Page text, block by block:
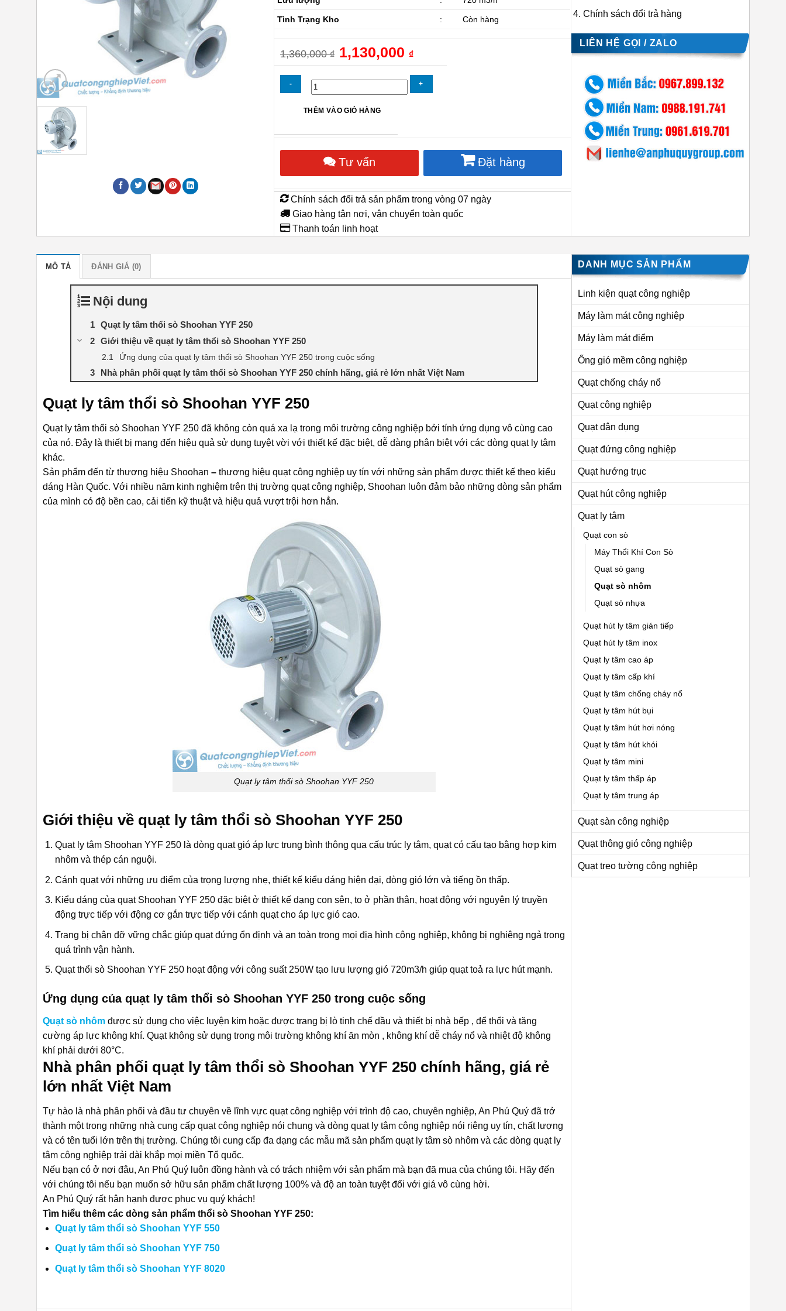
Tình Trạng Kho : Còn hàng
1,360,000₫
Giá
gốc
là:
1,130,000 ₫
Giá
hiện
tại
là:
1,130,000 ₫.
sò
số
lượng
THÊM VÀO GIỎ HÀNG
Tư vấn Đặt hàng
Chính sách đổi trả sản phẩm trong vòng 07 ngày
Giao hàng tận nơi, vận chuyển toàn quốc
Thanh toán linh hoạt
Chính sách đổi trả hàng
LIÊN HỆ GỌI / ZALO
MÔ TẢ ĐÁNH GIÁ (0)
Nội dung
Quạt ly tâm thổi sò Shoohan YYF 250
Giới thiệu về quạt ly tâm thổi sò Shoohan YYF 250
Ứng dụng của quạt ly tâm thổi sò Shoohan YYF 250 trong cuộc sống
Nhà phân phối quạt ly tâm thổi sò Shoohan YYF 250 chính hãng, giá rẻ lớn nhất Việt Nam
Quạt ly tâm thổi sò Shoohan YYF 250
Quạt ly tâm thổi sò Shoohan YYF 250 đã không còn quá xa lạ trong môi trường công nghiệp bởi tính ứng dụng vô cùng cao
của nó. Đây là thiết bị mang đến hiệu quả sử dụng tuyệt vời với thiết kế đặc biệt, dễ dàng phân biệt với các dòng quạt ly tâm
khác.
Sản phẩm đến từ thương hiệu Shoohan – thương hiệu quạt công nghiệp uy tín với những sản phẩm được thiết kế theo kiểu
dáng Hàn Quốc. Với nhiều năm kinh nghiệm trên thị trường quạt công nghiệp, Shoohan luôn đảm bảo những dòng sản phẩm
của mình có độ bền cao, cải tiến kỹ thuật và hiệu quả vượt trội hơn hẳn.
Quạt ly tâm thổi sò Shoohan YYF 250
Giới thiệu về quạt ly tâm thổi sò Shoohan YYF 250
Quạt ly tâm Shoohan YYF 250là dòng quạt gió áp lực trung bình thông qua cấu trúc ly tâm, quạt có cấu tạo bằng hợp kim
nhôm và thép cán nguội.
Cánh quạt với những ưu điểm của trọng lượng nhẹ, thiết kế kiểu dáng hiện đại, dòng gió lớn và tiếng ồn thấp.
Kiểu dáng của quạt Shoohan YYF 250 đặc biệt ở thiết kế dạng con sên, to ở phần thân, hoạt động với nguyên lý truyền
động trực tiếp với động cơ gắn trực tiếp với cánh quạt cho áp lực gió cao.
Trang bị chân đỡ vững chắc giúp quạt đứng ổn định và an toàn trong mọi địa hình công nghiệp, không bị nghiêng ngả trong
quá trình vận hành.
Quạt thổi sò Shoohan YYF 250 hoạt động với công suất 250W tạo lưu lượng gió 720m3/h giúp quạt toả ra lực hút mạnh.
Ứng dụng của quạt ly tâm thổi sò Shoohan YYF 250 trong cuộc sống
Quạt sò nhôm được sử dụng cho việc luyện kim hoặc được trang bị lò tinh chế dầu và thiết bị nhà bếp , để thổi và tăng
cường áp lực không khí. Quạt không sử dụng trong môi trường không khí ăn mòn , không khí dễ cháy nổ và nhiệt độ không
khí phải dưới 80°C.
Nhà phân phối quạt ly tâm thổi sò Shoohan YYF 250 chính hãng, giá rẻ
lớn nhất Việt Nam
Tự hào là nhà phân phối và đầu tư chuyên về lĩnh vực quạt công nghiệp với trình độ cao, chuyên nghiệp, An Phú Quý đã trở
thành một trong những nhà cung cấp quạt công nghiệp nói chung và dòng quạt ly tâm công nghiệp nói riêng uy tín, chất lượng
và có tên tuổi lớn trên thị trường. Chúng tôi cung cấp đa dạng các mẫu mã sản phẩm quạt ly tâm sò nhôm và các dòng quạt ly
tâm công nghiệp trải dài khắp mọi miền Tổ quốc.
Nếu bạn có ở nơi đâu, An Phú Quý luôn đồng hành và có trách nhiệm với sản phẩm mà bạn đã mua của chúng tôi. Hãy đến
với chúng tôi nếu bạn muốn sở hữu sản phẩm chất lượng 100% và độ an toàn tuyệt đối với giá vô cùng hời.
An Phú Quý rất hân hạnh được phục vụ quý khách!
Tìm hiểu thêm các dòng sản phẩm thổi sò Shoohan YYF 250:
Quạt ly tâm thổi sò Shoohan YYF 550
Quạt ly tâm thổi sò Shoohan YYF 750
Quạt ly tâm thổi sò Shoohan YYF 8020
DANH MỤC SẢN PHẨM
Linh kiện quạt công nghiệp
Máy làm mát công nghiệp
Máy làm mát điểm
Ống gió mềm công nghiệp
Quạt chống cháy nổ
Quạt công nghiệp
Quạt dân dụng
Quạt đứng công nghiệp
Quạt hướng trục
Quạt hút công nghiệp
Quạt ly tâm
Quạt con sò
Máy Thổi Khí Con Sò
Quạt sò gang
Quạt sò nhôm
Quạt sò nhựa
Quạt hút ly tâm gián tiếp
Quạt hút ly tâm inox
Quạt ly tâm cao áp
Quạt ly tâm cấp khí
Quạt ly tâm chống cháy nổ
Quạt ly tâm hút bụi
Quạt ly tâm hút hơi nóng
Quạt ly tâm hút khói
Quạt ly tâm mini
Quạt ly tâm thấp áp
Quạt ly tâm trung áp
Quạt sàn công nghiệp
Quạt thông gió công nghiệp
Quạt treo tường công nghiệp